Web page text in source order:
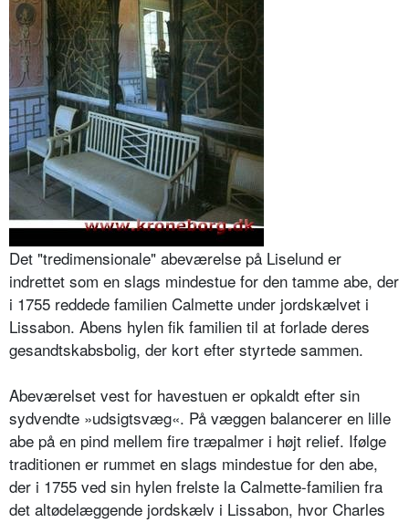
Det "tredimensionale" abeværelse på Liselund er
indrettet som en slags mindestue for den tamme abe, der
i 1755 reddede familien Calmette under jordskælvet i
Lissabon. Abens hylen fik familien til at forlade deres
gesandtskabsbolig, der kort efter styrtede sammen.
Abeværelset vest for havestuen er opkaldt efter sin
sydvendte »udsigtsvæg«. På væggen balancerer en lille
abe på en pind mellem fire træpalmer i højt relief. Ifølge
traditionen er rummet en slags mindestue for den abe,
der i 1755 ved sin hylen frelste la Calmette-familien fra
det altødelæggende jordskælv i Lissabon, hvor Charles